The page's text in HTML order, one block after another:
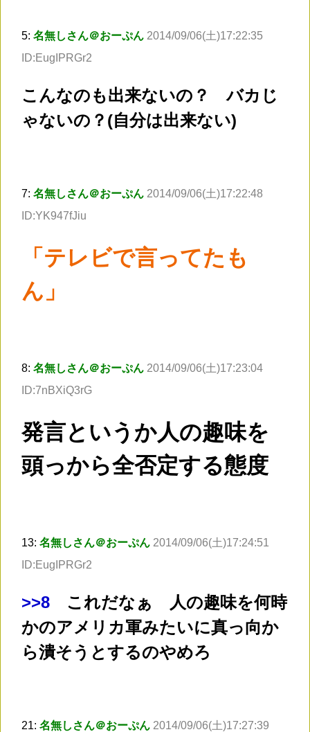
5: 名無しさん＠おーぷん 2014/09/06(土)17:22:35
ID:EugIPRGr2
こんなのも出来ないの？ バカじ
ゃないの？(自分は出来ない)
7: 名無しさん＠おーぷん 2014/09/06(土)17:22:48
ID:YK947fJiu
「テレビで言ってたも
ん」
8: 名無しさん＠おーぷん 2014/09/06(土)17:23:04
ID:7nBXiQ3rG
発言というか人の趣味を
頭っから全否定する態度
13: 名無しさん＠おーぷん 2014/09/06(土)17:24:51
ID:EugIPRGr2
>>8 これだなぁ 人の趣味を何時
かのアメリカ軍みたいに真っ向か
ら潰そうとするのやめろ
21: 名無しさん＠おーぷん 2014/09/06(土)17:27:39